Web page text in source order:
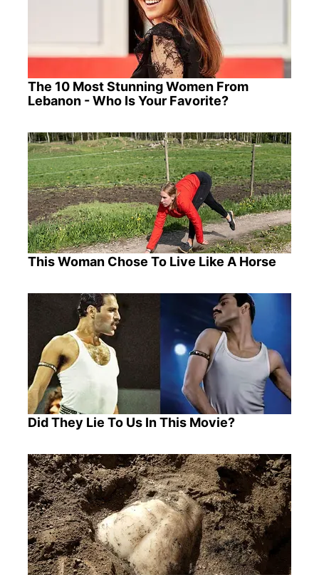
The 10 Most Stunning Women From
Lebanon - Who Is Your Favorite?
This Woman Chose To Live Like A Horse
Did They Lie To Us In This Movie?